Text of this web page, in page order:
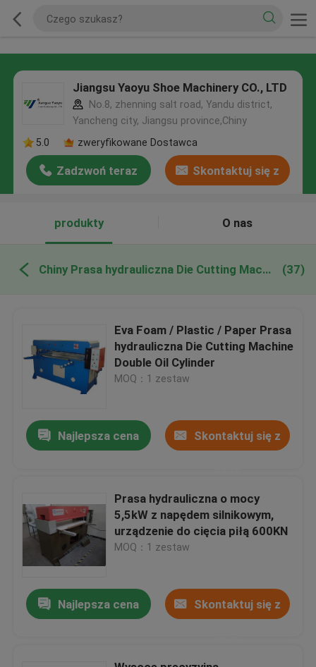
Jiangsu Yaoyu Shoe Machinery CO., LTD
No.8, zhenning salt road, Yandu district,
Yancheng city, Jiangsu province,Chiny
5.0
zweryfikowane Dostawca
Zadzwoń teraz Skontaktuj się z
produkty
O nas
Chiny Prasa hydrauliczna Die Cutting Machine (37)
Eva Foam / Plastic / Paper Prasa
hydrauliczna Die Cutting Machine
Double Oil Cylinder
MOQ：1 zestaw
Najlepsza cena Skontaktuj się z
Prasa hydrauliczna o mocy
5,5kW z napędem silnikowym,
urządzenie do cięcia piłą 600KN
MOQ：1 zestaw
Najlepsza cena Skontaktuj się z